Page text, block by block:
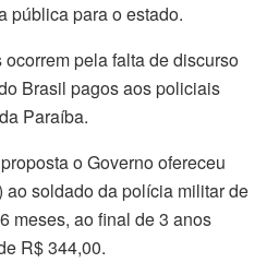
pública para o estado.
pela falta de discurso
Brasil pagos aos policiais
Paraíba.
o Governo ofereceu
ao soldado da polícia militar de
meses, ao final de 3 anos
R$ 344,00.